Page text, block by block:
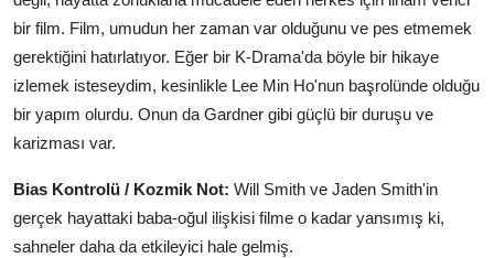
bir film. Film, umudun her zaman var olduğunu ve pes etmemek
gerektiğini hatırlatıyor. Eğer bir K-Drama'da böyle bir hikaye
izlemek isteseydim, kesinlikle Lee Min Ho'nun başrolünde olduğu
bir yapım olurdu. Onun da Gardner gibi güçlü bir duruşu ve
karizması var.
Bias Kontrolü / Kozmik Not: Will Smith ve Jaden Smith'in
gerçek hayattaki baba-oğul ilişkisi filme o kadar yansımış ki,
sahneler daha da etkileyici hale gelmiş.